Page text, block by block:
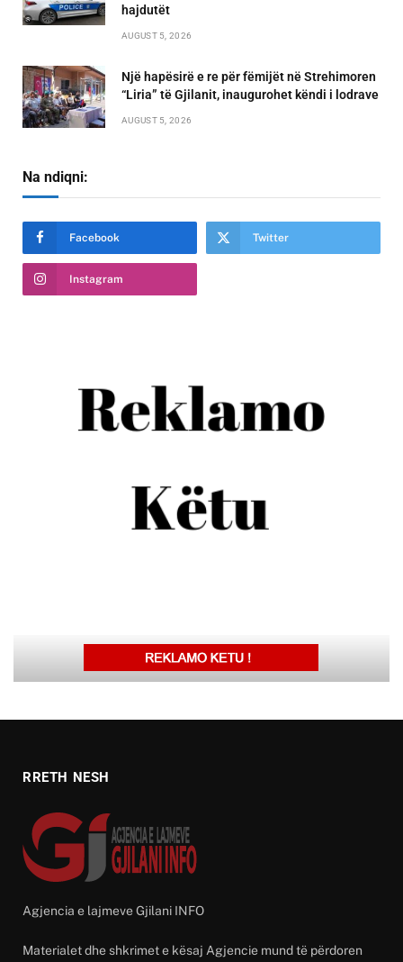
hajdutët
AUGUST 5, 2026
Një hapësirë e re për fëmijët në Strehimoren
“Liria” të Gjilanit, inaugurohet këndi i lodrave
AUGUST 5, 2026
Na ndiqni:
Facebook Twitter
Instagram
RRETH NESH
Agjencia e lajmeve Gjilani INFO
Materialet dhe shkrimet e kësaj Agjencie mund të përdoren